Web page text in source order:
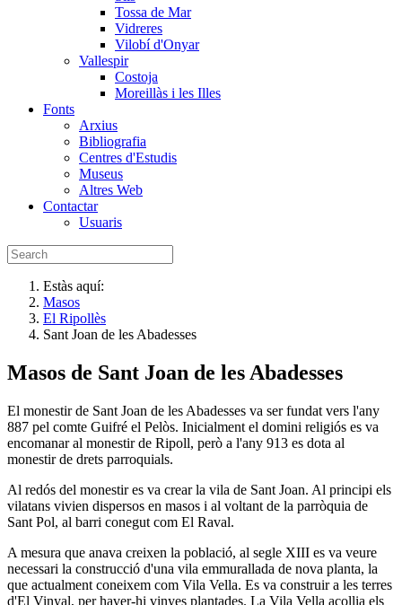
Tossa de Mar
Vidreres
Vilobí d'Onyar
Vallespir
Costoja
Moreillàs i les Illes
Fonts
Arxius
Bibliografia
Centres d'Estudis
Museus
Altres Web
Contactar
Usuaris
Estàs aquí:
Masos
El Ripollès
Sant Joan de les Abadesses
Masos de Sant Joan de les Abadesses
El monestir de Sant Joan de les Abadesses va ser fundat vers l'any
887 pel comte Guifré el Pelòs. Inicialment el domini religiós es va
encomanar al monestir de Ripoll, però a l'any 913 es dota al
monestir de drets parroquials.
Al redós del monestir es va crear la vila de Sant Joan. Al principi els
vilatans vivien dispersos en masos i al voltant de la parròquia de
Sant Pol, al barri conegut com El Raval.
A mesura que anava creixen la població, al segle XIII es va veure
necessari la construcció d'una vila emmurallada de nova planta, la
que actualment coneixem com Vila Vella. Es va construir a les terres
d'El Vinyal, per haver-hi vinyes plantades. La Vila Vella acollia els